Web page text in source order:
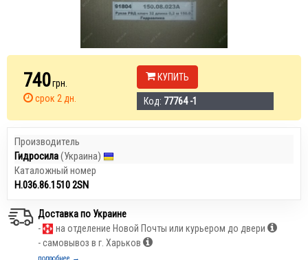
740грн.
срок 2 дн.
КУПИТЬ
Код: 77764 -1
Производитель
Гидросила(Украина)
Каталожный номер
Н.036.86.1510 2SN
Доставка по Украине
-
на отделение Новой Почты или курьером до двери
- самовывоз в г. Харьков